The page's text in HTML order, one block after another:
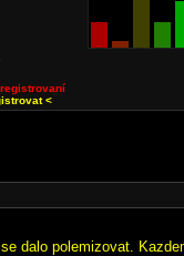
<
dalo polemizovat.